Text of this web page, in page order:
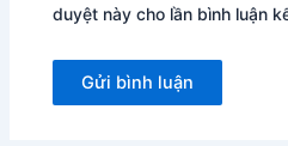
duyệt này cho lần bình luận